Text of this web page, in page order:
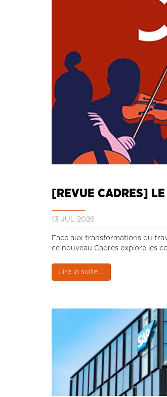
[REVUE CADRES]
13 JUL 2026
Face aux transformations du
ce nouveau Cadres explore les
Lire la suite ...